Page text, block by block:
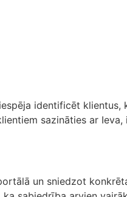
identificēt klientus,
sazināties ar Ieva,
un sniedzot